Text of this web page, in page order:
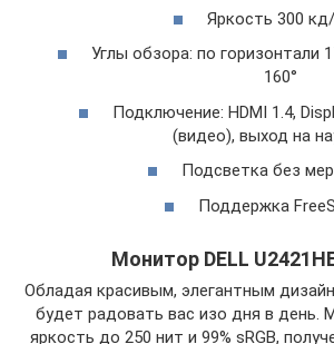
Яркость 300
Углы обзора: по горизонтали
160°
Подключение: HDMI 1.4,
(видео), выход на
Подсветка без
Поддержка
Монитор DELL
Обладая красивым, элегантным
будет радовать вас изо дня в день.
яркость до 250 нит и 99% sRGB,